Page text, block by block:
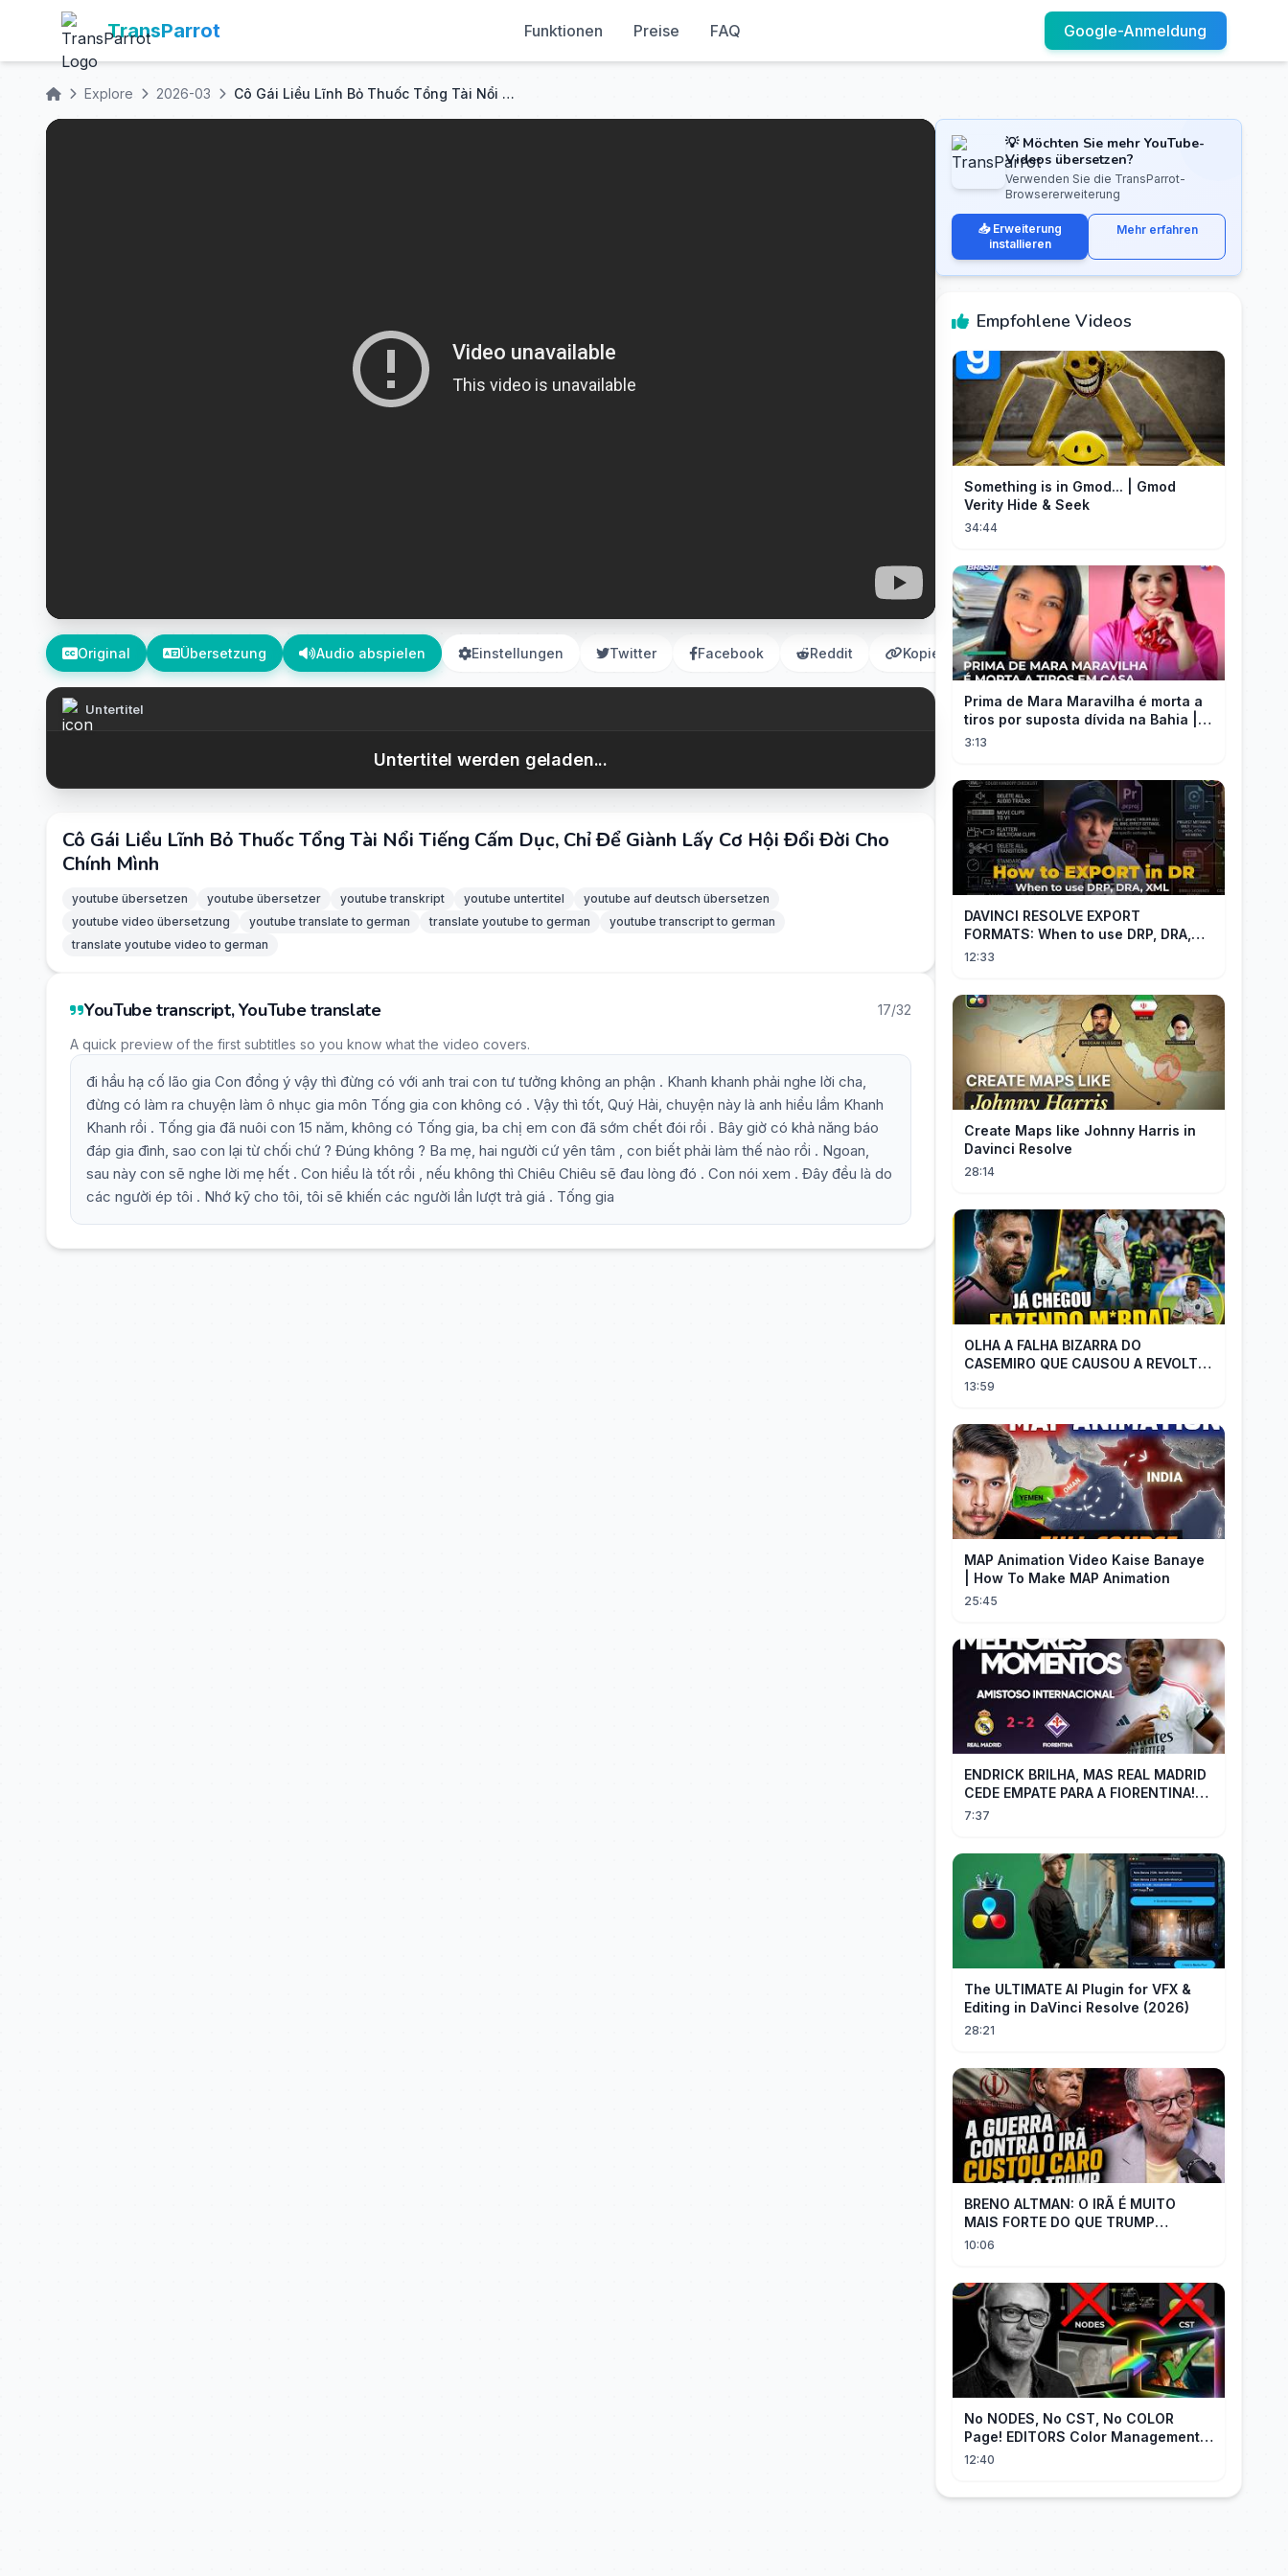
TransParrot Funktionen Preise FAQ Google-Anmeldung
Explore 2026-03 Cô Gái Liều Lĩnh Bỏ Thuốc Tổng Tài Nổi Tiếng Cấm Dục, Chỉ Để Giành Lấy Cơ Hội Đổi Đời Cho Chính Mình
Original Übersetzung Audio abspielen Einstellungen Twitter Facebook Reddit Kopieren
Untertitel
Untertitel werden geladen...
Cô Gái Liều Lĩnh Bỏ Thuốc Tổng Tài Nổi Tiếng Cấm Dục, Chỉ Để Giành Lấy Cơ Hội Đổi Đời Cho
Chính Mình
youtube übersetzen youtube übersetzer youtube transkript youtube untertitel
youtube auf deutsch übersetzen
youtube video übersetzung
youtube translate to german translate youtube to german
youtube transcript to german
translate youtube video to german
YouTube transcript, YouTube translate 17/32
A quick preview of the first subtitles so you know what the video covers.
đi hầu hạ cố lão gia Con đồng ý vậy thì đừng có với anh trai con tư tưởng không an phận . Khanh khanh phải nghe lời cha,
đừng có làm ra chuyện làm ô nhục gia môn Tống gia con không có . Vậy thì tốt, Quý Hải, chuyện này là anh hiểu lầm Khanh
Khanh rồi . Tống gia đã nuôi con 15 năm, không có Tống gia, ba chị em con đã sớm chết đói rồi . Bây giờ có khả năng báo
đáp gia đình, sao con lại từ chối chứ ? Đúng không ? Ba mẹ, hai người cứ yên tâm , con biết phải làm thế nào rồi . Ngoan,
sau này con sẽ nghe lời mẹ hết . Con hiểu là tốt rồi , nếu không thì Chiêu Chiêu sẽ đau lòng đó . Con nói xem . Đây đều là do
các người ép tôi . Nhớ kỹ cho tôi, tôi sẽ khiến các người lần lượt trả giá . Tống gia
💡 Möchten Sie mehr YouTube-
Videos übersetzen?
Verwenden Sie die TransParrot-
Browsererweiterung
📥 Erweiterung
installieren
Mehr erfahren
Empfohlene Videos
Something is in Gmod... | Gmod
Verity Hide & Seek
34:44
Prima de Mara Maravilha é morta a
tiros por suposta dívida na Bahia |
#SeLigaBrasil
3:13
DAVINCI RESOLVE EXPORT
FORMATS: When to use DRP, DRA,
XML
12:33
Create Maps like Johnny Harris in
Davinci Resolve
28:14
OLHA A FALHA BIZARRA DO
CASEMIRO QUE CAUSOU A REVOLTA
DOS TORCEDORES DO SEU NOVO
13:59
MAP Animation Video Kaise Banaye
| How To Make MAP Animation
25:45
ENDRICK BRILHA, MAS REAL MADRID
CEDE EMPATE PARA A FIORENTINA!
MM - Real Madrid 2 x 2 Fiorentina
7:37
The ULTIMATE AI Plugin for VFX &
Editing in DaVinci Resolve (2026)
28:21
BRENO ALTMAN: O IRÃ É MUITO
MAIS FORTE DO QUE TRUMP
IMAGINAVA
10:06
No NODES, No CST, No COLOR
Page! EDITORS Color Management
[EASY]
12:40